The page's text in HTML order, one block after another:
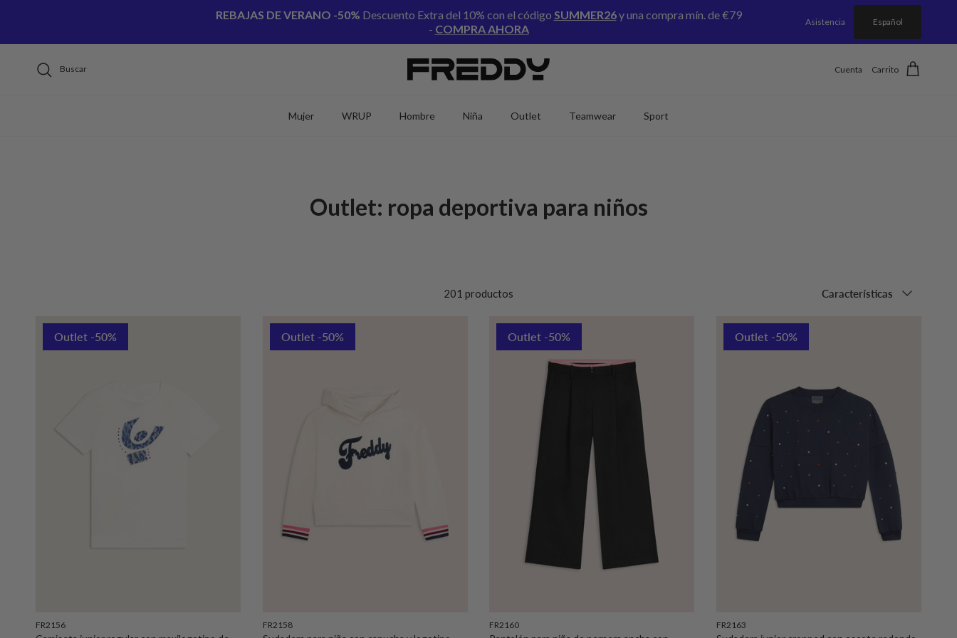
REBAJAS DE VERANO -50% Descuento Extra del 10% con el código SUMMER26y una compra mín. de €79
- COMPRA AHORA
Asistencia Español
Buscar Cuenta Carrito
Mujer WRUP Hombre Niña Outlet Teamwear Sport
Outlet: ropa deportiva para niños
201 productos Características
Outlet -50%
FR2156
Outlet -50%
FR2158
Outlet -50%
FR2160
Outlet -50%
FR2163